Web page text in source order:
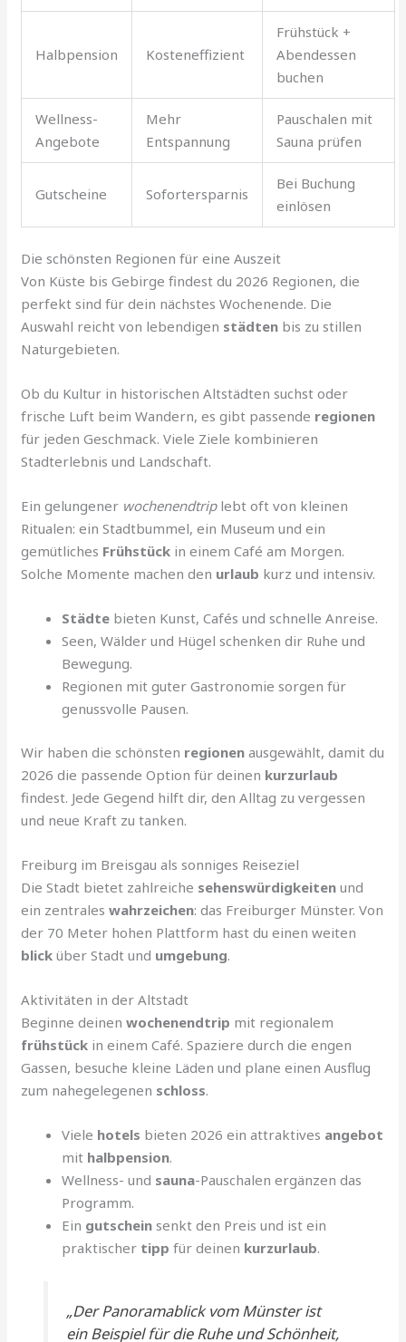
Halbpension Kosteneffizient
Frühstück +
Abendessen
buchen
Wellness-
Angebote
Mehr
Entspannung
Pauschalen mit
Sauna prüfen
Gutscheine Sofortersparnis
Bei Buchung
einlösen
Die schönsten Regionen für eine Auszeit
Von Küste bis Gebirge findest du 2026 Regionen, die
perfekt sind für dein nächstes Wochenende. Die
Auswahl reicht von lebendigen städten bis zu stillen
Naturgebieten.
Ob du Kultur in historischen Altstädten suchst oder
frische Luft beim Wandern, es gibt passende regionen
für jeden Geschmack. Viele Ziele kombinieren
Stadterlebnis und Landschaft.
Ein gelungener wochenendtriplebt oft von kleinen
Ritualen: ein Stadtbummel, ein Museum und ein
gemütliches Frühstück in einem Café am Morgen.
Solche Momente machen den urlaub kurz und intensiv.
Städte bieten Kunst, Cafés und schnelle Anreise.
Seen, Wälder und Hügel schenken dir Ruhe und
Bewegung.
Regionen mit guter Gastronomie sorgen für
genussvolle Pausen.
Wir haben die schönsten regionen ausgewählt, damit du
2026 die passende Option für deinen kurzurlaub
findest. Jede Gegend hilft dir, den Alltag zu vergessen
und neue Kraft zu tanken.
Freiburg im Breisgau als sonniges Reiseziel
Die Stadt bietet zahlreiche sehenswürdigkeiten und
ein zentraleswahrzeichen: das Freiburger Münster. Von
der 70 Meter hohen Plattform hast du einen weiten
blick über Stadt und umgebung.
Aktivitäten in der Altstadt
Beginne deinenwochenendtrip mit regionalem
frühstück in einem Café. Spaziere durch die engen
Gassen, besuche kleine Läden und plane einen Ausflug
zum nahegelegenen schloss.
Viele hotels bieten 2026 ein attraktives angebot
mit halbpension.
Wellness- und sauna-Pauschalen ergänzen das
Programm.
Ein gutschein senkt den Preis und ist ein
praktischer tipp für deinen kurzurlaub.
„Der Panoramablick vom Münster ist
ein Beispiel für die Ruhe und Schönheit,